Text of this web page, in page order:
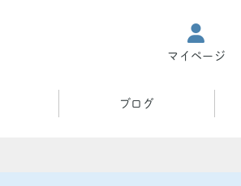
マイページ
ブログ